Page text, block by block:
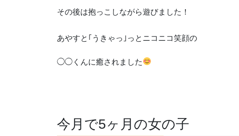
その後は抱っこしながら遊びました！
あやすと｢うきゃっ｣っとニコニコ笑顔の
◯◯くんに癒されました
今月で5ヶ月の女の子